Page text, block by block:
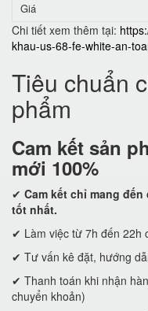
Giá
Chi tiết xem thêm tại:
khau-us-68-fe-white-an-
Tiêu chuẩn
phẩm
Cam kết sản
mới 100%
✔ Cam kết chỉ mang
tốt nhất.
✔ Làm việc từ 7h đến 22h
✔ Tư vấn kê đặt, hướng
✔ Thanh toán khi nhận
chuyển khoản)